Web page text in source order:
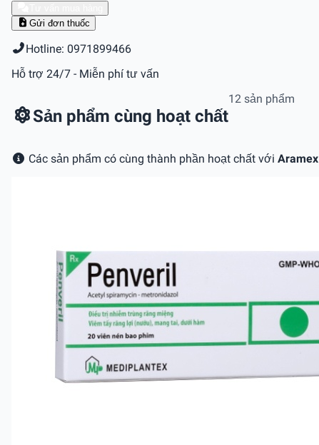
Gửi đơn thuốc
Hotline: 0971899466
Hỗ trợ 24/7 - Miễn phí tư vấn
Sản phẩm cùng hoạt chất
12 sản phẩm
Các sản phẩm có cùng thành phần hoạt chất với Aramex